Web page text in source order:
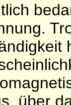
über